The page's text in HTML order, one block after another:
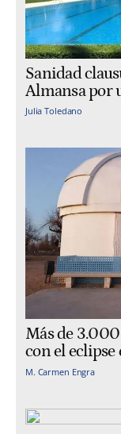
Sanidad
Almansa por
Julia Toledano
Más de
con el
M. Carmen Engra